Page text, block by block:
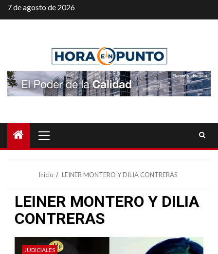
Saltar
al
7 de agosto de 2026
principal
Inicio LEINER MONTERO Y DILIA CONTRERAS
LEINER MONTERO Y DILIA
CONTRERAS
JUDICIALES